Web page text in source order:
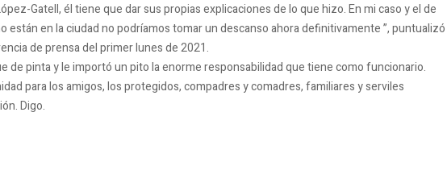
Gatell, él tiene que dar sus propias explicaciones de lo que hizo.En mi caso y el de
están en la ciudad no podríamos tomar un descanso ahora definitivamente ”, puntualizó
de prensa del primer lunes de 2021.
de pinta y le importó un pito la enorme responsabilidad que tiene como funcionario.
para los amigos, los protegidos, compadres y comadres, familiares y serviles
Digo.